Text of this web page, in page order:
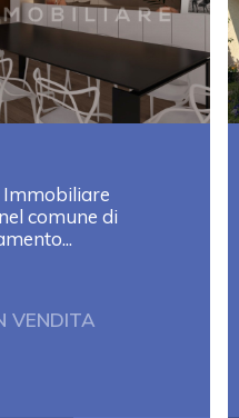
Immobiliare
comune di
VENDITA